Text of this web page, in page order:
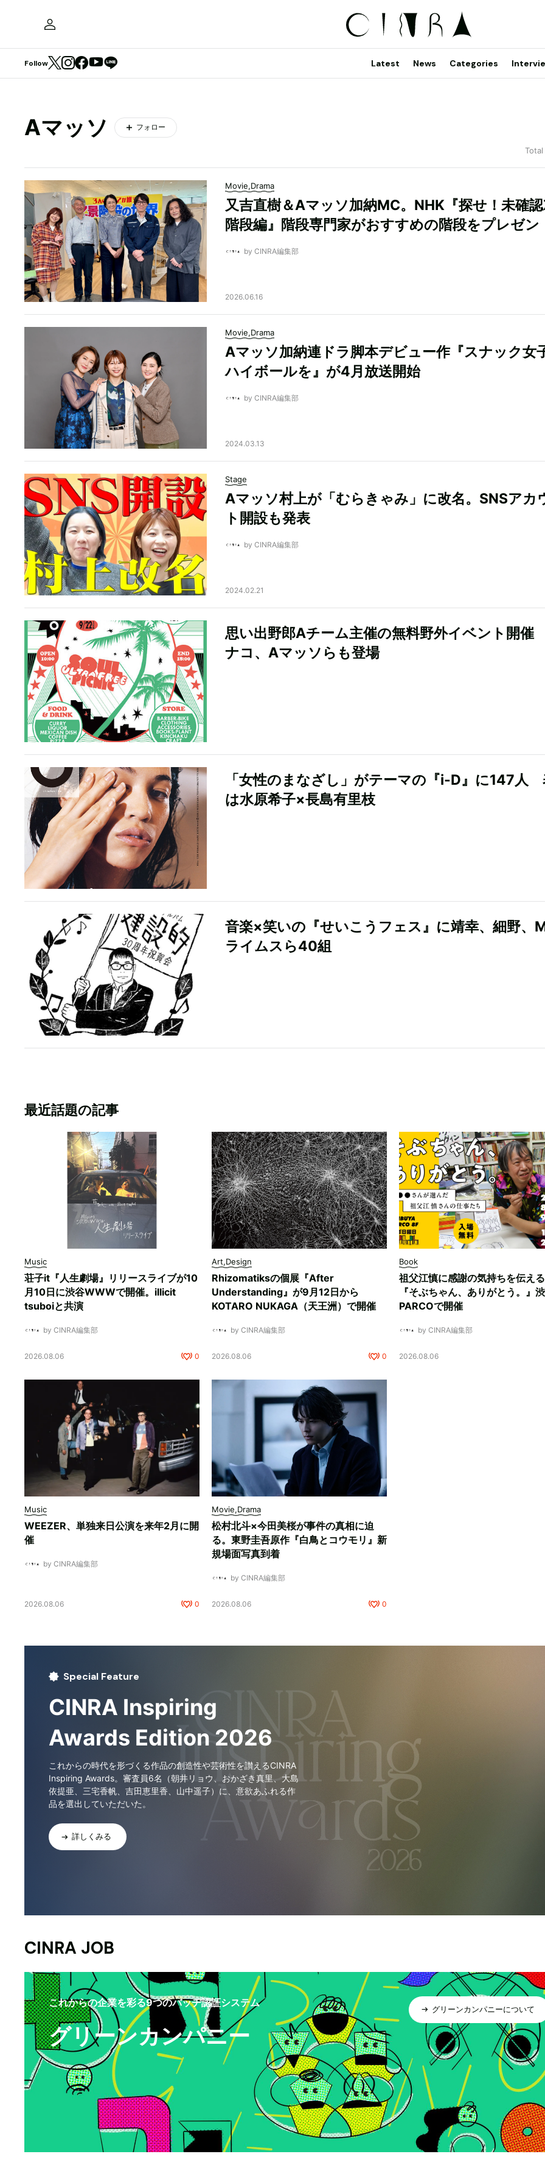
Follow Latest News Categories
Aマッソ フォロー
Movie,Drama
又吉直樹＆Aマッソ加納MC。NHK『探せ！未確
階段編』階段専門家がおすすめの階段をプレゼン
by CINRA編集部
2026.06.16
Movie,Drama
Aマッソ加納連ドラ脚本デビュー作『スナック女
ハイボールを』が4月放送開始
by CINRA編集部
2024.03.13
Stage
Aマッソ村上が「むらきゃみ」に改名。SNSアカ
ト開設も発表
by CINRA編集部
2024.02.21
思い出野郎Aチーム主催の無料野外イベント開
ナコ、Aマッソらも登場
「女性のまなざし」がテーマの『i-D』に147人
は水原希子×長島有里枝
音楽×笑いの『せいこうフェス』に靖幸、細野、
ライムスら40組
最近話題の記事
Music
荘子it『人生劇場』リリースライブが10
月10日に渋谷WWWで開催。illicit
tsuboiと共演
by CINRA編集部
2026.08.06 0
Art,Design
Rhizomatiksの個展『After
Understanding』が9月12日から
KOTARO NUKAGA（天王洲）で開催
by CINRA編集部
2026.08.06 0
Book
祖父江慎に感謝の気持ちを伝え
『そぶちゃん、ありがとう。』
PARCOで開催
by CINRA編集部
2026.08.06
Music
WEEZER、単独来日公演を来年2月に開
催
by CINRA編集部
2026.08.06 0
Movie,Drama
松村北斗×今田美桜が事件の真相に迫
る。東野圭吾原作『白鳥とコウモリ』新
規場面写真到着
by CINRA編集部
2026.08.06 0
Special Feature
CINRA Inspiring
Awards Edition 2026
これからの時代を形づくる作品の創造性や芸術性を讃えるCINRA
Inspiring Awards。審査員6名（朝井リョウ、おかざき真里、大島
依提亜、三宅香帆、吉田恵里香、山中遥子）に、意欲あふれる作
品を選出していただいた。
詳しくみる
CINRA JOB
これからの企業を彩る9つのバッヂ認証システム
グリーンカンパニー
グリーンカンパニーについて